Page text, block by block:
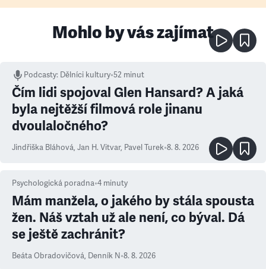
Mohlo by vás zajímat
Podcasty: Dělníci kultury•52 minut
Čím lidi spojoval Glen Hansard? A jaká
byla nejtěžší filmová role jinanu
dvoulaločného?
Jindřiška Bláhová, Jan H. Vitvar, Pavel Turek•8. 8. 2026
Psychologická poradna•4 minuty
Mám manžela, o jakého by stála spousta
žen. Náš vztah už ale není, co býval. Dá
se ještě zachránit?
Beáta Obradovičová, Denník N•8. 8. 2026